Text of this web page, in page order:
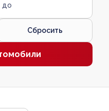
до
Сбросить